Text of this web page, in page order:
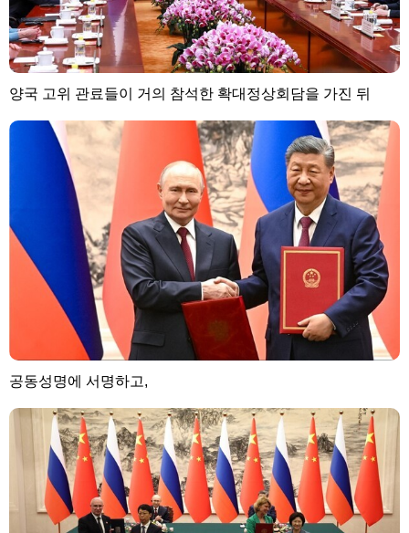
양국 고위 관료들이 거의 참석한 확대정상회담을 가진 뒤
공동성명에 서명하고,